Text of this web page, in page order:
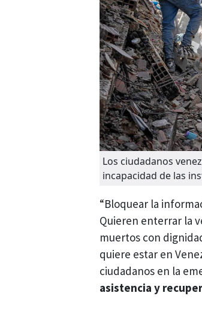
Los ciudadanos
incapacidad de las
“Bloquear la
Quieren enterrar la
muertos con
quiere estar en
ciudadanos en la
asistencia y